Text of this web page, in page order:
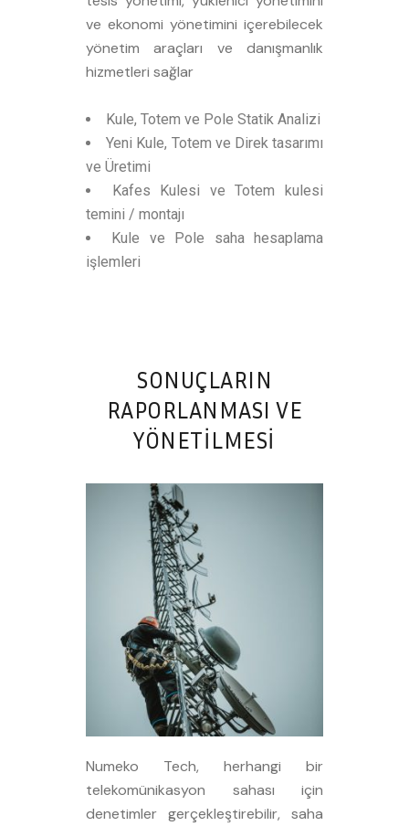
ve ekonomi yönetimini içerebilecek
yönetim araçları ve danışmanlık
hizmetleri sağlar
Kule, Totem ve Pole Statik Analizi
Yeni Kule, Totem ve Direk tasarımı
ve Üretimi
Kafes Kulesi ve Totem kulesi
temini / montajı
Kule ve Pole saha hesaplama
işlemleri
SONUÇLARIN
RAPORLANMASI VE
YÖNETİLMESİ
Numeko Tech, herhangi bir
telekomünikasyon sahası için
denetimler gerçekleştirebilir, saha